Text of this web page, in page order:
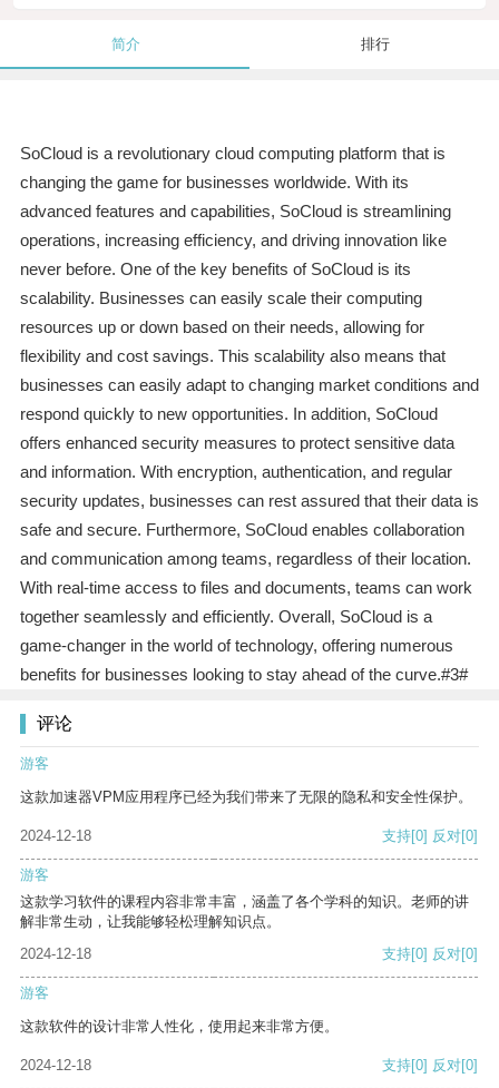
简介 排行
SoCloud is a revolutionary cloud computing platform that is
changing the game for businesses worldwide. With its
advanced features and capabilities, SoCloud is streamlining
operations, increasing efficiency, and driving innovation like
never before. One of the key benefits of SoCloud is its
scalability. Businesses can easily scale their computing
resources up or down based on their needs, allowing for
flexibility and cost savings. This scalability also means that
businesses can easily adapt to changing market conditions and
respond quickly to new opportunities. In addition, SoCloud
offers enhanced security measures to protect sensitive data
and information. With encryption, authentication, and regular
security updates, businesses can rest assured that their data is
safe and secure. Furthermore, SoCloud enables collaboration
and communication among teams, regardless of their location.
With real-time access to files and documents, teams can work
together seamlessly and efficiently. Overall, SoCloud is a
game-changer in the world of technology, offering numerous
benefits for businesses looking to stay ahead of the curve.#3#
评论
游客
这款加速器VPM应用程序已经为我们带来了无限的隐私和安全性保护。
2024-12-18 支持[0] 反对[0]
游客
这款学习软件的课程内容非常丰富，涵盖了各个学科的知识。老师的讲
解非常生动，让我能够轻松理解知识点。
2024-12-18
支持[0] 反对[0]
游客
这款软件的设计非常人性化，使用起来非常方便。
2024-12-18 支持[0] 反对[0]